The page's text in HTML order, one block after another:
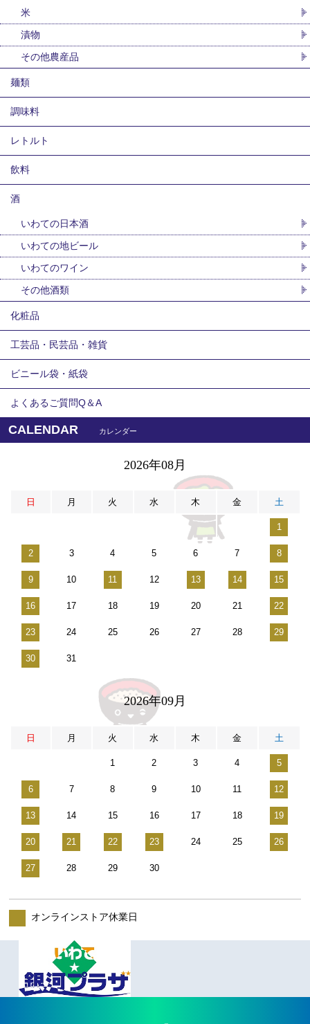
米
漬物
その他農産品
麺類
調味料
レトルト
飲料
酒
いわての日本酒
いわての地ビール
いわてのワイン
その他酒類
化粧品
工芸品・民芸品・雑貨
ビニール袋・紙袋
よくあるご質問Q＆A
CALENDAR カレンダー
2026年08月
日 月 火 水 木 金 土
1
2 3 4 5 6 7 8
9 10 11 12 13 14 15
16 17 18 19 20 21 22
23 24 25 26 27 28 29
30 31
2026年09月
日 月 火 水 木 金 土
1 2 3 4 5
6 7 8 9 10 11 12
13 14 15 16 17 18 19
20 21 22 23 24 25 26
27 28 29 30
オンラインストア休業日